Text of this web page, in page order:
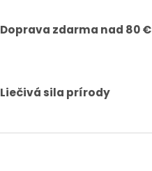
p
Doprava zdarma nad 80 €
Liečivá sila prírody